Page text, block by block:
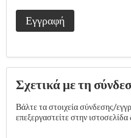
Εγγραφή
Σχετικά με τη
Βάλτε τα στοιχεία σύνδεσης/
επεξεργαστείτε στην ιστοσελίδα